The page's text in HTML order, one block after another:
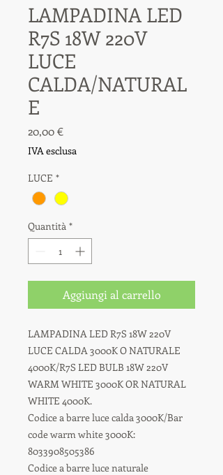
LAMPADINA LED
R7S 18W 220V
LUCE
CALDA/NATURAL
E
20,00 €Prezzo
IVA esclusa
LUCE *
Quantità *
Aggiungi al carrello
LAMPADINA LED R7S 18W 220V
LUCE CALDA 3000K O NATURALE
4000K/R7S LED BULB 18W 220V
WARM WHITE 3000K OR NATURAL
WHITE 4000K.
Codice a barre luce calda 3000K/Bar
code warm white 3000K:
8033908505386
Codice a barre luce naturale